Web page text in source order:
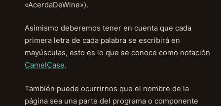
«AcerdaDeWine»).
Asimismo deberemos tener en cuenta que cada
primera letra de cada palabra se escribirá en
mayúsculas, esto es lo que se conoce como notación
CamelCase.
También puede ocurrirnos que el nombre de la
página sea una parte del programa o componente